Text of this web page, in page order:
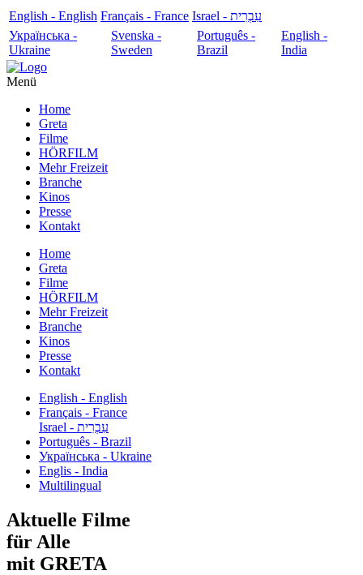
English - English Français - France
עִבְרִית - Israel
Українська -
Ukraine
Svenska -
Sweden
Português -
Brazil
English -
India
Menü
Home
Greta
Filme
HÖRFILM
Mehr Freizeit
Branche
Kinos
Presse
Kontakt
Home
Greta
Filme
HÖRFILM
Mehr Freizeit
Branche
Kinos
Presse
Kontakt
English - English
Français - France
עִבְרִית - Israel
Português - Brazil
Українська - Ukraine
Englis - India
Multilingual
Aktuelle Filme
für Alle
mit GRETA